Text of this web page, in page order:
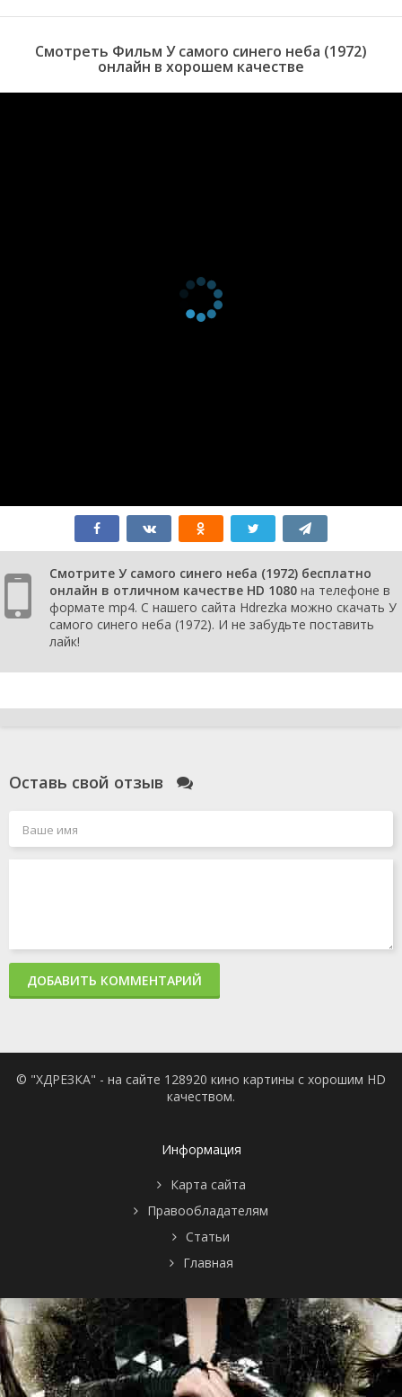
Смотреть Фильм У самого синего неба (1972)
онлайн в хорошем качестве
Смотрите У самого синего неба (1972) бесплатно
онлайн в отличном качестве HD 1080 на телефоне в
формате mp4. С нашего сайта Hdrezka можно скачать У
самого синего неба (1972). И не забудьте поставить
лайк!
Оставь свой отзыв
ДОБАВИТЬ КОММЕНТАРИЙ
© "ХДРЕЗКА" - на сайте 128920 кино картины с хорошим HD
качеством.
Информация
Карта сайта
Правообладателям
Статьи
Главная